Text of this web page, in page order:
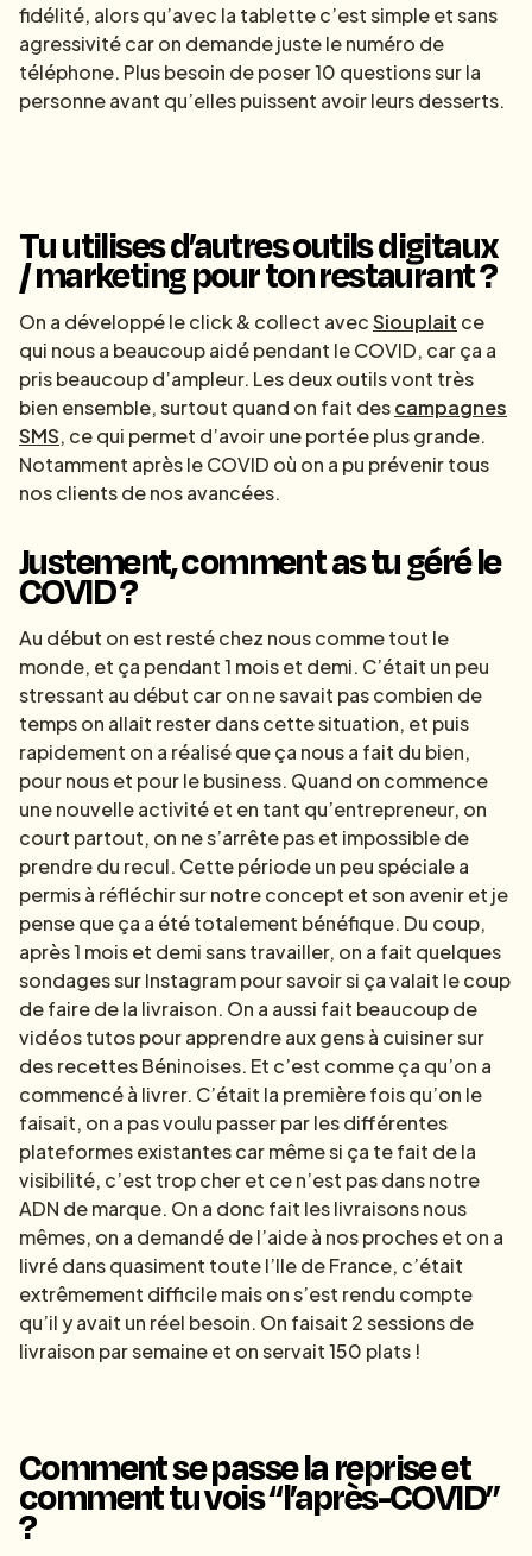
fidélité, alors qu’avec la tablette c’est simple et sans
agressivité car on demande juste le numéro de
téléphone. Plus besoin de poser 10 questions sur la
personne avant qu’elles puissent avoir leurs desserts.
Tu utilises d’autres outils digitaux
/ marketing pour ton restaurant ?
On a développé le click & collect avecSiouplait ce
qui nous a beaucoup aidé pendant le COVID, car ça a
pris beaucoup d’ampleur. Les deux outils vont très
bien ensemble, surtout quand on fait descampagnes
SMS, ce qui permet d’avoir une portée plus grande.
Notamment après le COVID où on a pu prévenir tous
nos clients de nos avancées.
Justement, comment as tu géré le
COVID ?
Au début on est resté chez nous comme tout le
monde, et ça pendant 1 mois et demi. C’était un peu
stressant au début car on ne savait pas combien de
temps on allait rester dans cette situation, et puis
rapidement on a réalisé que ça nous a fait du bien,
pour nous et pour le business. Quand on commence
une nouvelle activité et en tant qu’entrepreneur, on
court partout, on ne s’arrête pas et impossible de
prendre du recul. Cette période un peu spéciale a
permis à réfléchir sur notre concept et son avenir et je
pense que ça a été totalement bénéfique. Du coup,
après 1 mois et demi sans travailler, on a fait quelques
sondages sur Instagram pour savoir si ça valait le coup
de faire de la livraison. On a aussi fait beaucoup de
vidéos tutos pour apprendre aux gens à cuisiner sur
des recettes Béninoises. Et c’est comme ça qu’on a
commencé à livrer. C’était la première fois qu’on le
faisait, on a pas voulu passer par les différentes
plateformes existantes car même si ça te fait de la
visibilité, c’est trop cher et ce n’est pas dans notre
ADN de marque. On a donc fait les livraisons nous
mêmes, on a demandé de l’aide à nos proches et on a
livré dans quasiment toute l’Ile de France, c’était
extrêmement difficile mais on s’est rendu compte
qu’il y avait un réel besoin. On faisait 2 sessions de
livraison par semaine et on servait 150 plats !
Comment se passe la reprise et
comment tu vois “l’après-COVID”
?